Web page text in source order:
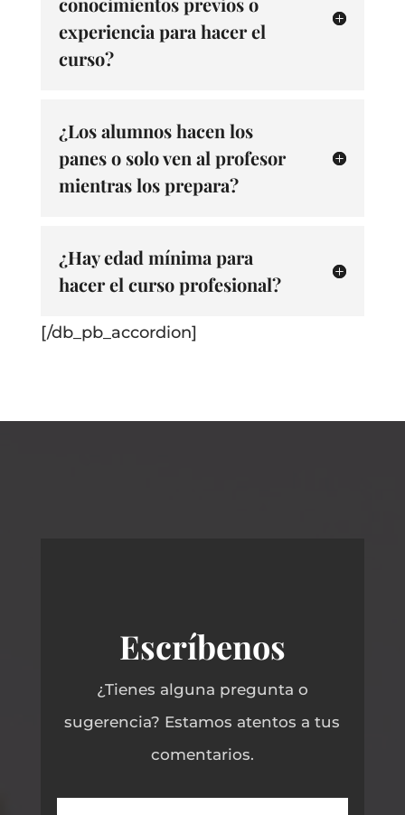
experiencia para hacer el
curso?
¿Los alumnos hacen los
panes o solo ven al profesor
mientras los prepara?
¿Hay edad mínima para
hacer el curso profesional?
[/db_pb_accordion]
Escríbenos
¿Tienes alguna pregunta o
sugerencia? Estamos atentos a tus
comentarios.